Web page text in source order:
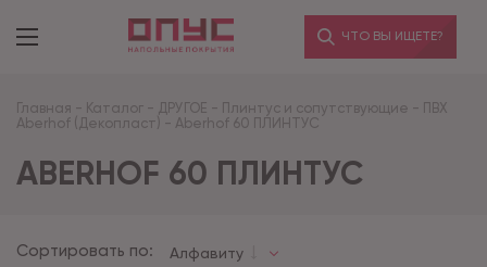
ЧТО ВЫ ИЩЕТЕ?
Главная - Каталог - ДРУГОЕ - Плинтус и сопутствующие - ПВХ
Aberhof (Декопласт) - Aberhof 60 ПЛИНТУС
ABERHOF 60 ПЛИНТУС
Сортировать по: Алфавиту